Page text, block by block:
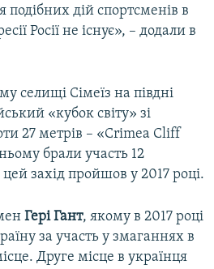
дій спортсменів в
Росії не існує», – додали в
селищі Сімеїз на півдні
«кубок світу» зі
27 метрів – «Crimea Cliff
брали участь 12
захід пройшов у 2017 році.
Гері Гант, якому в 2017 році
за участь у змаганнях в
Друге місце в українця